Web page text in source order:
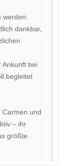
dankbar,
Ankunft bei
begleitet
Carmen und
– ihr
größte